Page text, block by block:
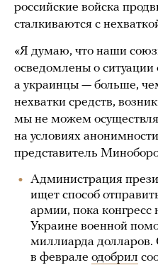
российские войска
сталкиваются с
«Я думаю, что наши
осведомлены о
а украинцы — больше,
нехватки средств,
мы не можем
на условиях
представитель
Администрация
ищет способ
армии, пока конгресс
Украине военной
миллиарда
в феврале одобрил